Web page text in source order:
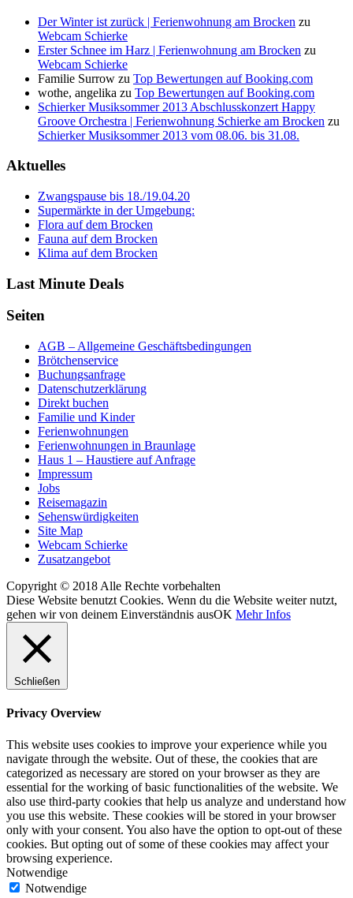
Der Winter ist zurück | Ferienwohnung am Brocken zu
Webcam Schierke
Erster Schnee im Harz | Ferienwohnung am Brocken zu
Webcam Schierke
Familie Surrow zu Top Bewertungen auf Booking.com
wothe, angelika zu Top Bewertungen auf Booking.com
Schierker Musiksommer 2013 Abschlusskonzert Happy
Groove Orchestra | Ferienwohnung Schierke am Brocken zu
Schierker Musiksommer 2013 vom 08.06. bis 31.08.
Aktuelles
Zwangspause bis 18./19.04.20
Supermärkte in der Umgebung:
Flora auf dem Brocken
Fauna auf dem Brocken
Klima auf dem Brocken
Last Minute Deals
Seiten
AGB – Allgemeine Geschäftsbedingungen
Brötchenservice
Buchungsanfrage
Datenschutzerklärung
Direkt buchen
Familie und Kinder
Ferienwohnungen
Ferienwohnungen in Braunlage
Haus 1 – Haustiere auf Anfrage
Impressum
Jobs
Reisemagazin
Sehenswürdigkeiten
Site Map
Webcam Schierke
Zusatzangebot
Copyright © 2018 Alle Rechte vorbehalten
Diese Website benutzt Cookies. Wenn du die Website weiter nutzt,
gehen wir von deinem Einverständnis ausOK Mehr Infos
Schließen
Privacy Overview
This website uses cookies to improve your experience while you
navigate through the website. Out of these, the cookies that are
categorized as necessary are stored on your browser as they are
essential for the working of basic functionalities of the website. We
also use third-party cookies that help us analyze and understand how
you use this website. These cookies will be stored in your browser
only with your consent. You also have the option to opt-out of these
cookies. But opting out of some of these cookies may affect your
browsing experience.
Notwendige
Notwendige